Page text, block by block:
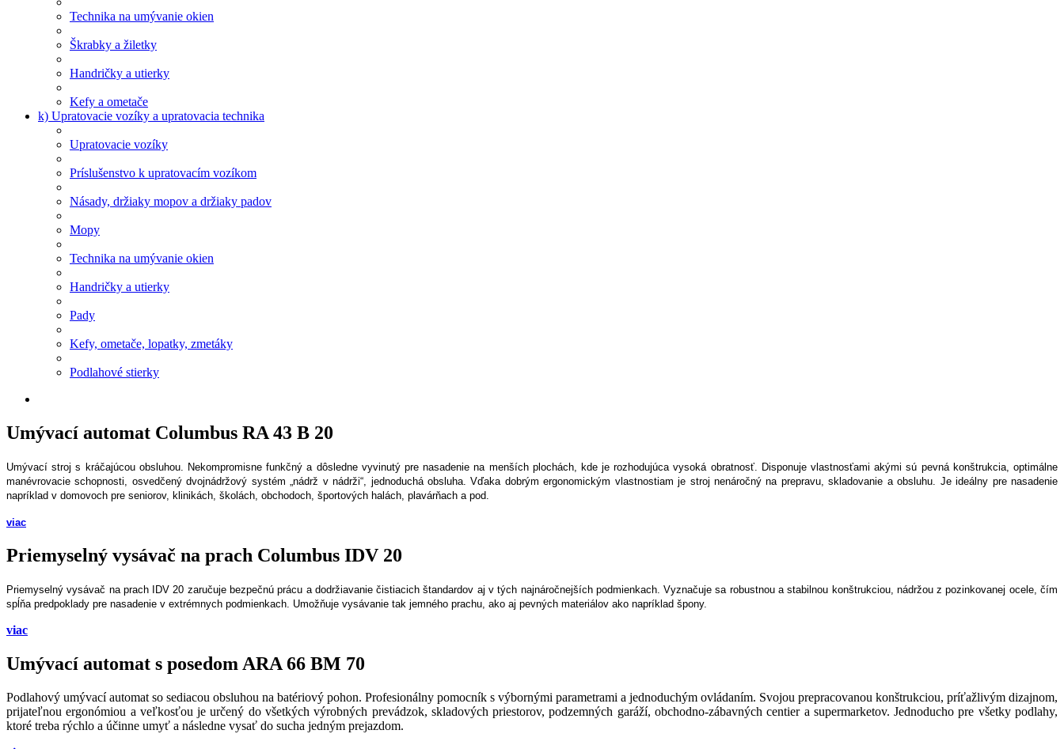
Technika na umývanie okien
Škrabky a žiletky
Handričky a utierky
Kefy a ometače
k) Upratovacie vozíky a upratovacia technika
Upratovacie vozíky
Príslušenstvo k upratovacím vozíkom
Násady, držiaky mopov a držiaky padov
Mopy
Technika na umývanie okien
Handričky a utierky
Pady
Kefy, ometače, lopatky, zmetáky
Podlahové stierky
Umývací automat Columbus RA 43 B 20
Umývací stroj s kráčajúcou obsluhou. Nekompromisne funkčný a dôsledne vyvinutý pre nasadenie na menších plochách, kde je rozhodujúca vysoká obratnosť. Disponuje vlastnosťami akými sú pevná konštrukcia, optimálne
manévrovacie schopnosti, osvedčený dvojnádržový systém „nádrž v nádrži“, jednoduchá obsluha. Vďaka dobrým ergonomickým vlastnostiam je stroj nenáročný na prepravu, skladovanie a obsluhu. Je ideálny pre nasadenie
napríklad v domovoch pre seniorov, klinikách, školách, obchodoch, športových halách, plavárňach a pod.
viac
Priemyselný vysávač na prach Columbus IDV 20
Priemyselný vysávač na prach IDV 20 zaručuje bezpečnú prácu a dodržiavanie čistiacich štandardov aj v tých najnáročnejších podmienkach. Vyznačuje sa robustnou a stabilnou konštrukciou, nádržou z pozinkovanej ocele, čím
spĺňa predpoklady pre nasadenie v extrémnych podmienkach. Umožňuje vysávanie tak jemného prachu, ako aj pevných materiálov ako napríklad špony.
viac
Umývací automat s posedom ARA 66 BM 70
Podlahový umývací automat so sediacou obsluhou na batériový pohon. Profesionálny pomocník s výbornými parametrami a jednoduchým ovládaním. Svojou prepracovanou konštrukciou, príťažlivým dizajnom,
prijateľnou ergonómiou a veľkosťou je určený do všetkých výrobných prevádzok, skladových priestorov, podzemných garáží, obchodno-zábavných centier a supermarketov. Jednoducho pre všetky podlahy,
ktoré treba rýchlo a účinne umyť a následne vysať do sucha jedným prejazdom.